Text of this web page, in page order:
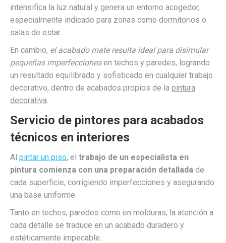
intensifica la luz natural y genera un entorno acogedor,
especialmente indicado para zonas como dormitorios o
salas de estar.
En cambio, el acabado mate resulta ideal para disimular
pequeñas imperfeccionesen techos y paredes, logrando
un resultado equilibrado y sofisticado en cualquier trabajo
decorativo, dentro de acabados propios de la pintura
decorativa.
Servicio de pintores para acabados
técnicos en interiores
Al pintar un piso, el trabajo de un especialista en
pintura comienza con una preparación detallada de
cada superficie, corrigiendo imperfecciones y asegurando
una base uniforme.
Tanto en techos, paredes como en molduras, la atención a
cada detalle se traduce en un acabado duradero y
estéticamente impecable.